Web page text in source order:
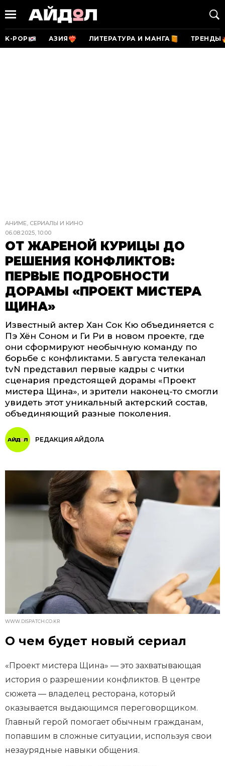
K-POP АЗИЯ ЛИТЕРАТУРА И МАНГА ТРЕНДЫ
АНИМЕ, СЕРИАЛЫ И КИНО
06.08.2025, 10:00
ОТ ЖАРЕНОЙ КУРИЦЫ ДО
РЕШЕНИЯ КОНФЛИКТОВ:
ПЕРВЫЕ ПОДРОБНОСТИ
ДОРАМЫ «ПРОЕКТ МИСТЕРА
ЩИНА»
Известный актер Хан Сок Кю объединяется с
Пэ Хён Соном и Ги Ри в новом проекте, где
они сформируют необычную команду по
борьбе с конфликтами. 5 августа телеканал
tvN представил первые кадры с читки
сценария предстоящей дорамы «Проект
мистера Щина», и зрители наконец-то смогли
увидеть этот уникальный актерский состав,
объединяющий разные поколения.
РЕДАКЦИЯ АЙДОЛА
WWW.DISPATCH.CO.KR
О чем будет новый сериал
«Проект мистера Щина» — это захватывающая
история о разрешении конфликтов. В центре
сюжета — владелец ресторана, который
оказывается выдающимся переговорщиком.
Главный герой помогает обычным гражданам,
попавшим в сложные ситуации, используя свои
незаурядные навыки общения.